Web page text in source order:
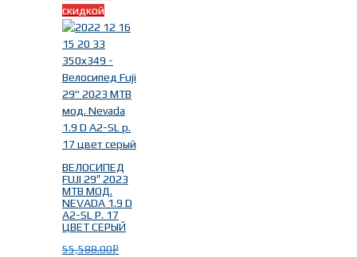
скидкой
ВЕЛОСИПЕД
FUJI 29″ 2023
MTB МОД.
NEVADA 1.9 D
A2-SL Р. 17
ЦВЕТ СЕРЫЙ
55,588.00Р